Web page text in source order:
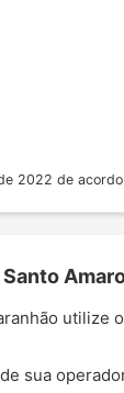
2022 de
sua